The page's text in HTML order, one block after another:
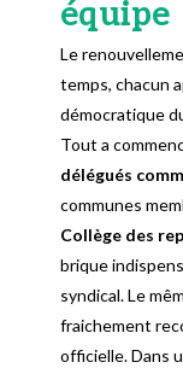
équipe
Le
temps, chacun
démocratique
Tout a
délégués
communes
Collège des
brique
syndical. Le
fraichement
officielle. Dans